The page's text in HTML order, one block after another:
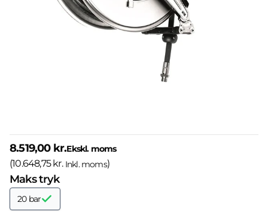
8.519,00 kr.Ekskl. moms
(10.648,75 kr. Inkl. moms)
Maks tryk
20 bar